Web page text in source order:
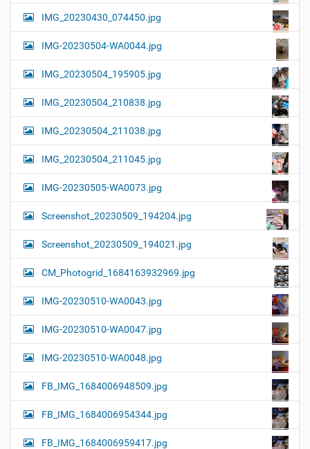
IMG_20230430_074450.jpg
IMG-20230504-WA0044.jpg
IMG_20230504_195905.jpg
IMG_20230504_210838.jpg
IMG_20230504_211038.jpg
IMG_20230504_211045.jpg
IMG-20230505-WA0073.jpg
Screenshot_20230509_194204.jpg
Screenshot_20230509_194021.jpg
CM_Photogrid_1684163932969.jpg
IMG-20230510-WA0043.jpg
IMG-20230510-WA0047.jpg
IMG-20230510-WA0048.jpg
FB_IMG_1684006948509.jpg
FB_IMG_1684006954344.jpg
FB_IMG_1684006959417.jpg